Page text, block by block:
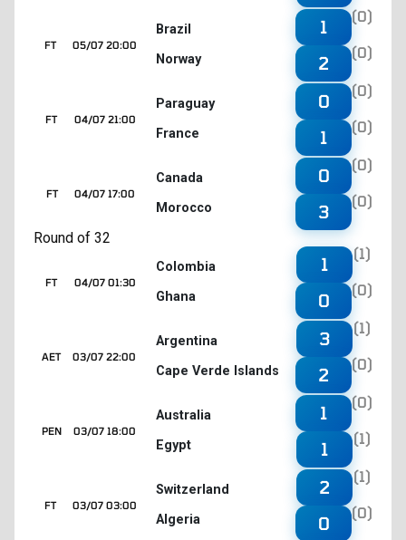
05/07 20:00
FT
Brazil
Norway
1
(0)
2
(0)
04/07 21:00
FT
Paraguay
France
0
(0)
1
(0)
04/07 17:00
FT
Canada
Morocco
0
(0)
3
(0)
Round of 32
04/07 01:30
FT
Colombia
Ghana
1
(1)
0
(0)
03/07 22:00
AET
Argentina
Cape Verde Islands
3
(1)
2
(0)
03/07 18:00
PEN
Australia
Egypt
1
(0)
1
(1)
03/07 03:00
FT
Switzerland
Algeria
2
(1)
0
(0)